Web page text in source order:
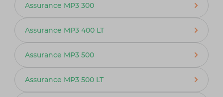
Assurance MP3 300
Assurance MP3 400 LT
Assurance MP3 500
Assurance MP3 500 LT